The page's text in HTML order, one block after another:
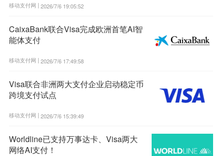
移动支付网 | 2026/7/6 19:05:52
CaixaBank联合Visa完成欧洲首笔AI智
能体支付
移动支付网 | 2026/7/6 17:49:58
Visa联合非洲两大支付企业启动稳定币
跨境支付试点
移动支付网 | 2026/7/6 15:39:49
Worldline已支持万事达卡、Visa两大
网络AI支付！